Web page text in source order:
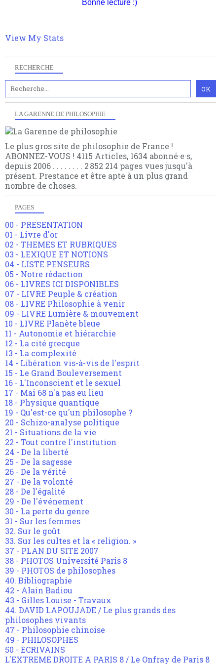
RECHERCHE
LA GARENNE DE PHILOSOPHIE
Le plus gros site de philosophie de France !
ABONNEZ-VOUS ! 4115 Articles, 1634 abonné·e·s,
depuis 2006 . . . . . . . . 2 852 214 pages vues jusqu'à
présent. Prestance et être apte à un plus grand
nombre de choses.
PAGES
00 - PRESENTATION
01 - Livre d'or
02 - THEMES ET RUBRIQUES
03 - LEXIQUE ET NOTIONS
04 - LISTE PENSEURS
05 - Notre rédaction
06 - LIVRES ICI DISPONIBLES
07 - LIVRE Peuple & création
08 - LIVRE Philosophie à venir
09 - LIVRE Lumière & mouvement
10 - LIVRE Planète bleue
11 - Autonomie et hiérarchie
12 - La cité grecque
13 - La complexité
14 - Libération vis-à-vis de l'esprit
15 - Le Grand Bouleversement
16 - L'Inconscient et le sexuel
17 - Mai 68 n'a pas eu lieu
18 - Physique quantique
19 - Qu'est-ce qu'un philosophe ?
20 - Schizo-analyse politique
21 - Situations de la vie
22 - Tout contre l'institution
24 - De la liberté
25 - De la sagesse
26 - De la vérité
27 - De la volonté
28 - De l'égalité
29 - De l'événement
30 - La perte du genre
31 - Sur les femmes
32. Sur le goût
33. Sur les cultes et la « religion. »
37 - PLAN DU SITE 2007
38 - PHOTOS Université Paris 8
39 - PHOTOS de philosophes
40. Bibliographie
42 - Alain Badiou
43 - Gilles Louise - Travaux
44. DAVID LAPOUJADE / Le plus grands des
philosophes vivants
47 - Philosophie chinoise
49 - PHILOSOPHES
50 - ECRIVAINS
L'EXTREME DROITE A PARIS 8 / Le Onfray de Paris 8
articles pour être apte à un plus grand nombre de
vous le pouvez faîtes des liens depuis votre site.
Bonne lecture :)
View My Stats